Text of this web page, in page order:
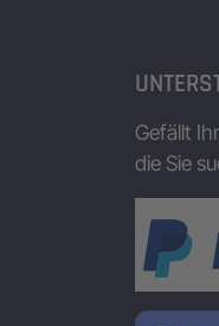
Gefällt
die Sie